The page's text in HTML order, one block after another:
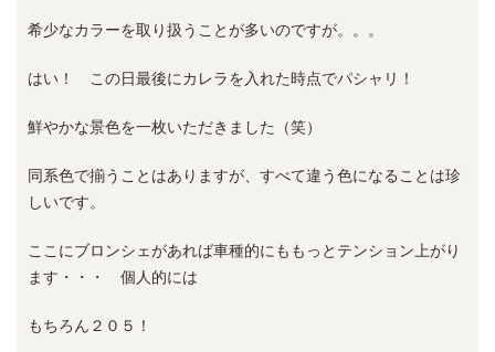
希少なカラーを取り扱うことが多いのですが。。。
はい！ この日最後にカレラを入れた時点でパシャリ！
鮮やかな景色を一枚いただきました（笑）
同系色で揃うことはありますが、すべて違う色になることは珍
しいです。
ここにブロンシェがあれば車種的にももっとテンション上がり
ます・・・ 個人的には
もちろん２０５！